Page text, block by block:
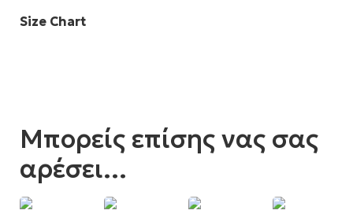
Size Chart
Μπορείς επίσης νας σας
αρέσει...